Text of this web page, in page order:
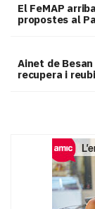
El FeMAP
propostes al
Ainet de
recupera i